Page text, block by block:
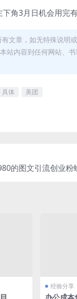
下角3月日机会用完
文章，如无特殊说明
站内容到任何网站、
具体 美团
的图文引流创业粉
经验分享